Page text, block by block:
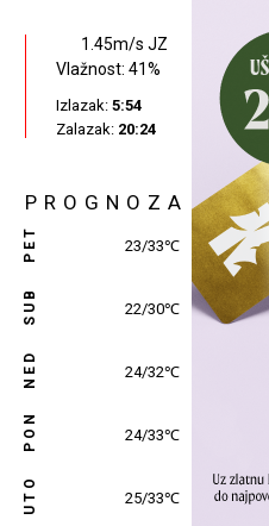
2.06m/s J
Vlažnost: 47%
Izlazak: 5:55
Zalazak: 20:27
PROGNOZA
PET 27/31℃
SUB 23/30℃
NED 25/31℃
PON 26/31℃
UTO 26/30℃